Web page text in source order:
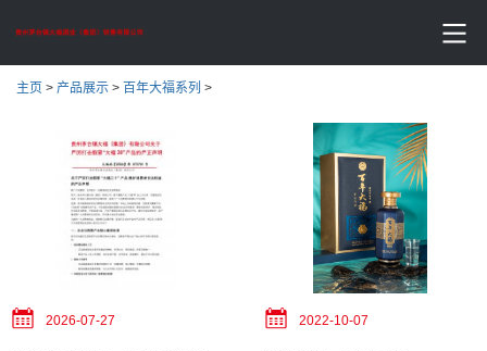
主页 > 产品展示 > 百年大福系列 >
2026-07-27 2022-10-07